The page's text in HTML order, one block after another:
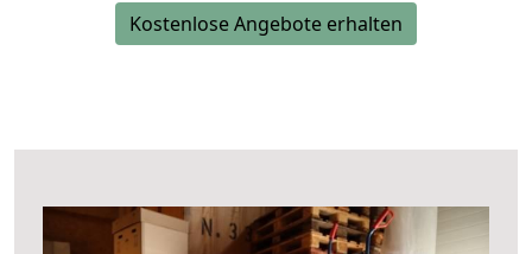
Kostenlose Angebote erhalten